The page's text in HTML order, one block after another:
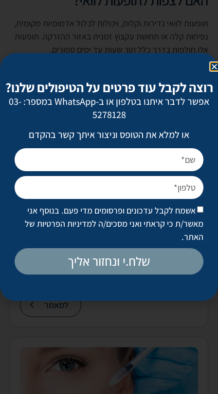
תופעות לוואי נדירות וקלות, ויכולות לכלול אדמומיות מקומית,
נפיחות קלה או תחושת עקצוץ זמנית באזור ההזרקה. תופעות
אלו חולפות בדרך כלל תוך שעות עד ימים ספורים.
אולי יעניין אותך
איך לשפר את מראה עור הפנים – כל הטיפולים וכל
למאמר
רוצה לקבל עוד פרטים על הטיפולים שלנו?
אפשר לדבר איתנו בטלפון או ב-WhatsApp במספר: 03-
5278128
או למלא את הטופס וניצור איתך קשר בהקדם
אשמח לקבל עדכונים ופרסומים מדי פעם. בנוסף אני
מאשר/ת כי קראתי ואני מסכים/ה למדיניות הפרטיות של
האתר.
שלח.י ונחזור אליך